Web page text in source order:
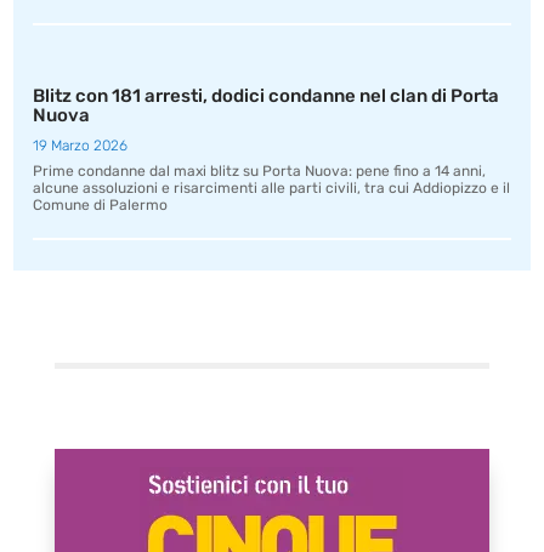
Blitz con 181 arresti, dodici condanne nel clan di Porta
Nuova
19 Marzo 2026
Prime condanne dal maxi blitz su Porta Nuova: pene fino a 14 anni,
alcune assoluzioni e risarcimenti alle parti civili, tra cui Addiopizzo e il
Comune di Palermo